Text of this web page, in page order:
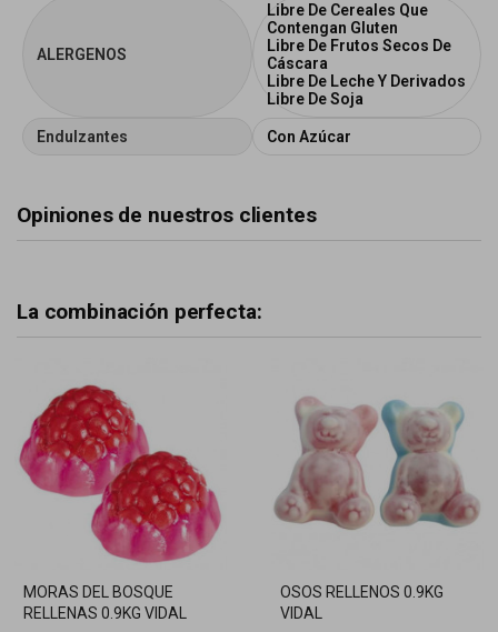
ALERGENOS
Libre De Cereales Que
Contengan Gluten
Libre De Frutos Secos De
Cáscara
Libre De Leche Y Derivados
Libre De Soja
Endulzantes Con Azúcar
Opiniones de nuestros clientes
La combinación perfecta:
MORAS DEL BOSQUE
RELLENAS 0.9KG VIDAL
OSOS RELLENOS 0.9KG
VIDAL